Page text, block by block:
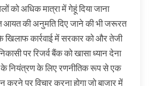
को अधिक मात्रा में गेहूं दिया जाना
आयत की अनुमति दिए जाने की भी जरूरत
कार्रवाई में सरकार को और तेजी
पर रिजर्व बैंक को खासा ध्यान देना
के नियंत्रण के लिए रणनीतिक रूप से एक
पर विचार करना होगा जो बाजार में